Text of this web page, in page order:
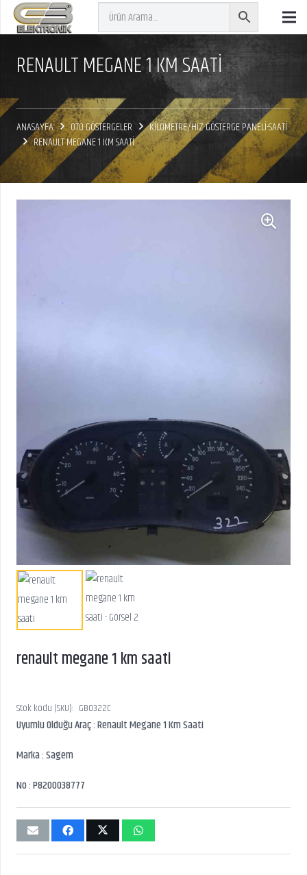
RENAULT MEGANE 1 KM SAATI
ANASAYFA OTO GÖSTERGELER
KİLOMETRE/HIZ GÖSTERGE PANELİ-SAATİ
RENAULT MEGANE 1 KM SAATI
renault megane 1 km saati
Stok kodu (SKU): GB0322C
Uyumlu Olduğu Araç : Renault Megane 1 Km Saati
Marka : Sagem
No : P8200038777